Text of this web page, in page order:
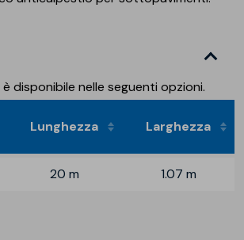
disponibile nelle seguenti opzioni.
Lunghezza Larghezza
20 m 1.07 m